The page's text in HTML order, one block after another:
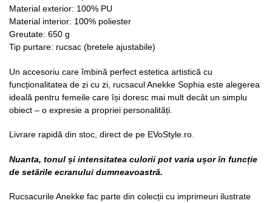
Material exterior: 100% PU
Material interior: 100% poliester
Greutate: 650 g
Tip purtare: rucsac (bretele ajustabile)
Un accesoriu care îmbină perfect estetica artistică cu
funcționalitatea de zi cu zi, rucsacul Anekke Sophia este alegerea
ideală pentru femeile care își doresc mai mult decât un simplu
obiect – o expresie a propriei personalități.
Livrare rapidă din stoc, direct de pe EVoStyle.ro.
Nuanta, tonul și intensitatea culorii pot varia ușor în funcție
de setările ecranului dumneavoastră.
Rucsacurile Anekke fac parte din colecții cu imprimeuri ilustrate